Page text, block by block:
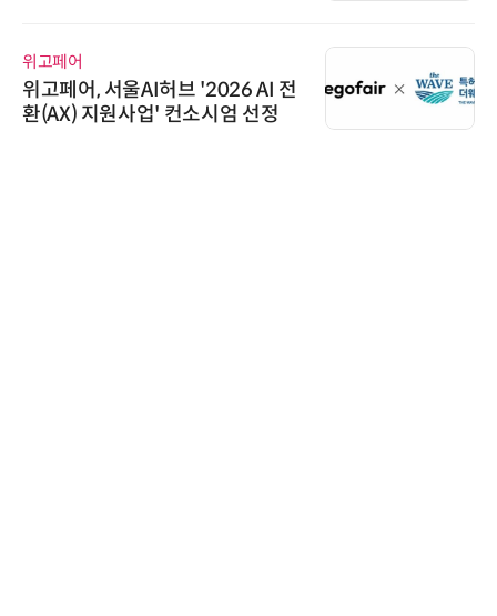
위고페어
위고페어, 서울AI허브 '2026 AI 전
환(AX) 지원사업' 컨소시엄 선정